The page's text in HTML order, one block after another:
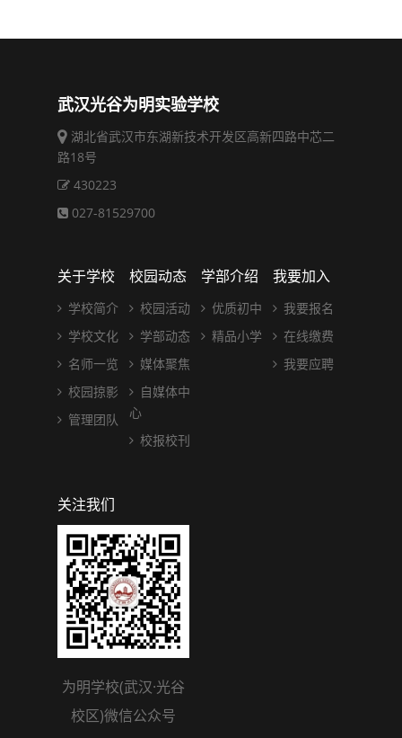
武汉光谷为明实验学校
湖北省武汉市东湖新技术开发区高新四路中芯二
路18号
430223
027-81529700
关于学校
学校简介
学校文化
名师一览
校园掠影
管理团队
校园动态
校园活动
学部动态
媒体聚焦
自媒体中
心
校报校刊
学部介绍
优质初中
精品小学
我要加入
我要报名
在线缴费
我要应聘
关注我们
为明学校(武汉·光谷
校区)微信公众号